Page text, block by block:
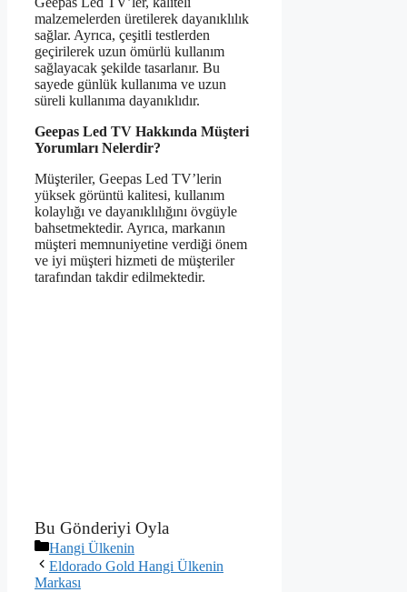
malzemelerden üretilerek dayanıklılık
sağlar. Ayrıca, çeşitli testlerden
geçirilerek uzun ömürlü kullanım
sağlayacak şekilde tasarlanır. Bu
sayede günlük kullanıma ve uzun
süreli kullanıma dayanıklıdır.
Geepas Led TV Hakkında Müşteri
Yorumları Nelerdir?
Müşteriler, Geepas Led TV’lerin
yüksek görüntü kalitesi, kullanım
kolaylığı ve dayanıklılığını övgüyle
bahsetmektedir. Ayrıca, markanın
müşteri memnuniyetine verdiği önem
ve iyi müşteri hizmeti de müşteriler
tarafından takdir edilmektedir.
Bu Gönderiyi Oyla
Kategoriler
Hangi Ülkenin
Eldorado Gold Hangi Ülkenin
Markası